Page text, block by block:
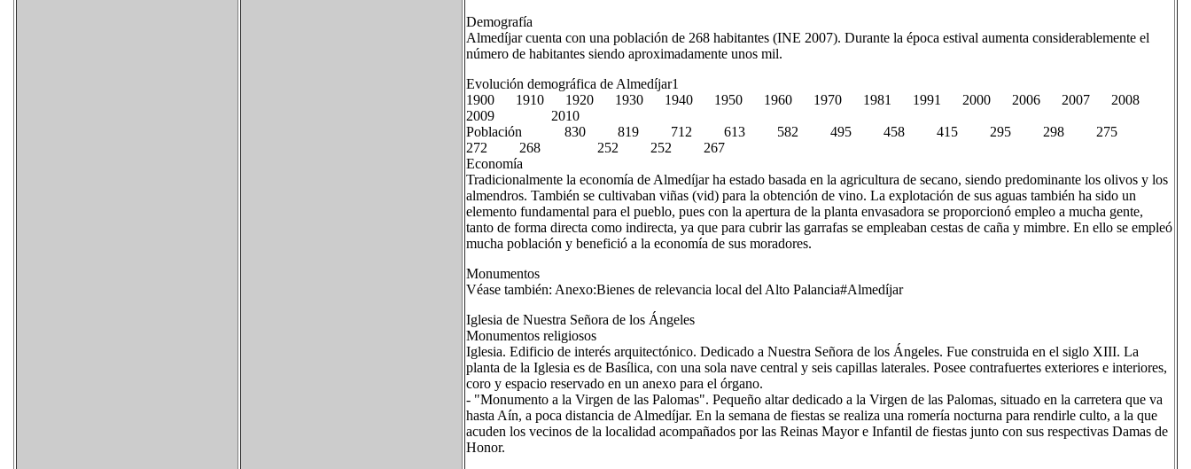
Demografía
Almedíjar cuenta con una población de 268 habitantes (INE 2007). Durante la época estival aumenta considerablemente el
número de habitantes siendo aproximadamente unos mil.
Evolución demográfica de Almedíjar1​
1900 1910 1920 1930 1940 1950 1960 1970 1981 1991 2000 2006 2007 2008
2009 2010
Población 830 819 712 613 582 495 458 415 295 298 275
272 268 252 252 267
Economía
Tradicionalmente la economía de Almedíjar ha estado basada en la agricultura de secano, siendo predominante los olivos y los
almendros. También se cultivaban viñas (vid) para la obtención de vino. La explotación de sus aguas también ha sido un
elemento fundamental para el pueblo, pues con la apertura de la planta envasadora se proporcionó empleo a mucha gente,
tanto de forma directa como indirecta, ya que para cubrir las garrafas se empleaban cestas de caña y mimbre. En ello se empleó
mucha población y benefició a la economía de sus moradores.
Monumentos
Véase también: Anexo:Bienes de relevancia local del Alto Palancia#Almedíjar
Iglesia de Nuestra Señora de los Ángeles
Monumentos religiosos
Iglesia. Edificio de interés arquitectónico. Dedicado a Nuestra Señora de los Ángeles. Fue construida en el siglo XIII. La
planta de la Iglesia es de Basílica, con una sola nave central y seis capillas laterales. Posee contrafuertes exteriores e interiores,
coro y espacio reservado en un anexo para el órgano.
- "Monumento a la Virgen de las Palomas". Pequeño altar dedicado a la Virgen de las Palomas, situado en la carretera que va
hasta Aín, a poca distancia de Almedíjar. En la semana de fiestas se realiza una romería nocturna para rendirle culto, a la que
acuden los vecinos de la localidad acompañados por las Reinas Mayor e Infantil de fiestas junto con sus respectivas Damas de
Honor.